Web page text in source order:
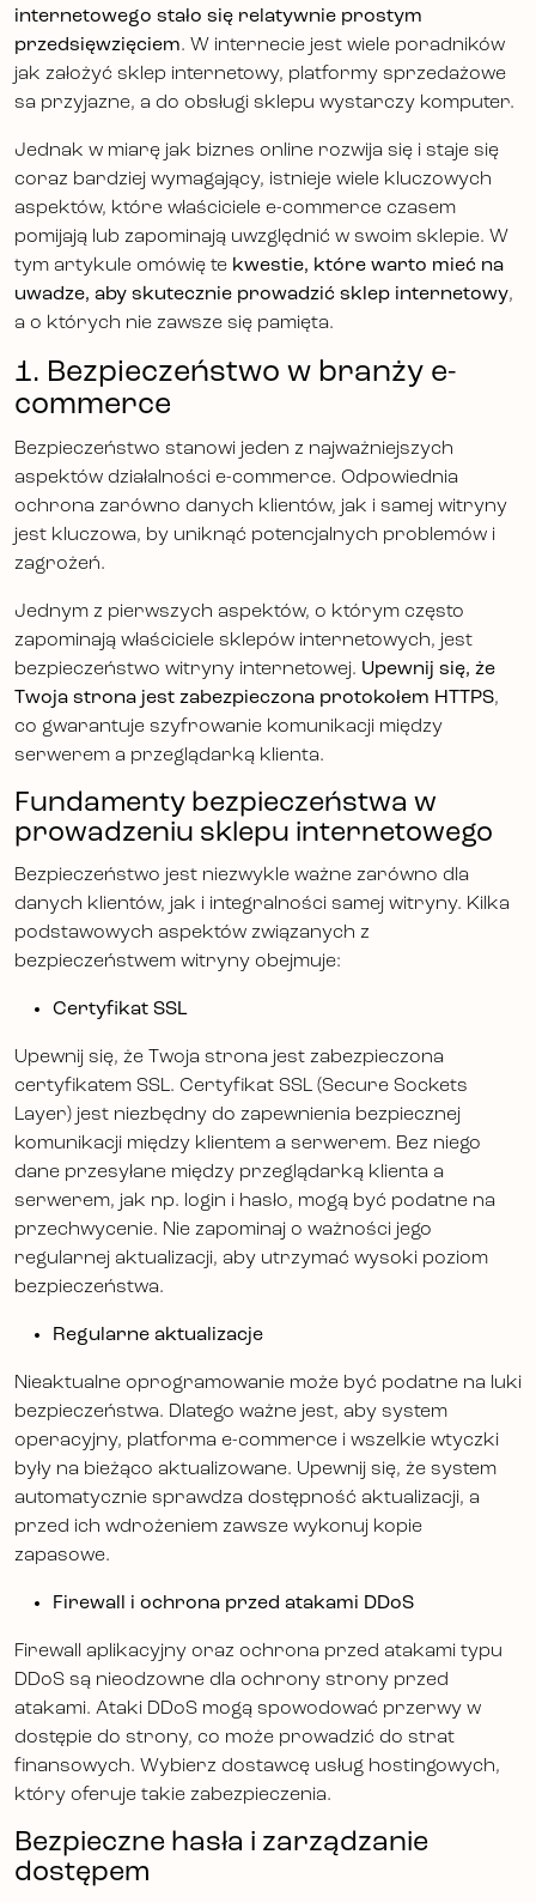
internetowego stało się relatywnie prostym
przedsięwzięciem. W internecie jest wiele poradników
jak założyć sklep internetowy, platformy sprzedażowe
sa przyjazne, a do obsługi sklepu wystarczy komputer.
Jednak w miarę jak biznes online rozwija się i staje się
coraz bardziej wymagający, istnieje wiele kluczowych
aspektów, które właściciele e-commerce czasem
pomijają lub zapominają uwzględnić w swoim sklepie. W
tym artykule omówię te kwestie, które warto mieć na
uwadze, aby skutecznie prowadzić sklep internetowy,
a o których nie zawsze się pamięta.
1. Bezpieczeństwo w branży e-
commerce
Bezpieczeństwo stanowi jeden z najważniejszych
aspektów działalności e-commerce. Odpowiednia
ochrona zarówno danych klientów, jak i samej witryny
jest kluczowa, by uniknąć potencjalnych problemów i
zagrożeń.
Jednym z pierwszych aspektów, o którym często
zapominają właściciele sklepów internetowych, jest
bezpieczeństwo witryny internetowej. Upewnij się, że
Twoja strona jest zabezpieczona protokołem HTTPS,
co gwarantuje szyfrowanie komunikacji między
serwerem a przeglądarką klienta.
Fundamenty bezpieczeństwa w
prowadzeniu sklepu internetowego
Bezpieczeństwo jest niezwykle ważne zarówno dla
danych klientów, jak i integralności samej witryny. Kilka
podstawowych aspektów związanych z
bezpieczeństwem witryny obejmuje:
Certyfikat SSL
Upewnij się, że Twoja strona jest zabezpieczona
certyfikatem SSL. Certyfikat SSL (Secure Sockets
Layer) jest niezbędny do zapewnienia bezpiecznej
komunikacji między klientem a serwerem. Bez niego
dane przesyłane między przeglądarką klienta a
serwerem, jak np. login i hasło, mogą być podatne na
przechwycenie. Nie zapominaj o ważności jego
regularnej aktualizacji, aby utrzymać wysoki poziom
bezpieczeństwa.
Regularne aktualizacje
Nieaktualne oprogramowanie może być podatne na luki
bezpieczeństwa. Dlatego ważne jest, aby system
operacyjny, platforma e-commerce i wszelkie wtyczki
były na bieżąco aktualizowane. Upewnij się, że system
automatycznie sprawdza dostępność aktualizacji, a
przed ich wdrożeniem zawsze wykonuj kopie
zapasowe.
Firewall i ochrona przed atakami DDoS
Firewall aplikacyjny oraz ochrona przed atakami typu
DDoS są nieodzowne dla ochrony strony przed
atakami. Ataki DDoS mogą spowodować przerwy w
dostępie do strony, co może prowadzić do strat
finansowych. Wybierz dostawcę usług hostingowych,
który oferuje takie zabezpieczenia.
Bezpieczne hasła i zarządzanie
dostępem